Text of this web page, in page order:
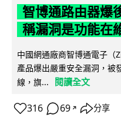
智博通路由器爆
稱漏洞是功能在
中國網通廠商智博通電子
產品爆出嚴重安全漏洞，被
線，旗...
閱讀全文
316 69 ↗ 分享